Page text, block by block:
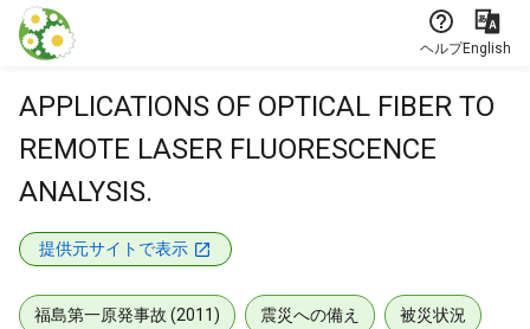
本文に飛ぶ
ヘルプEnglish
APPLICATIONS OF OPTICAL FIBER TO
REMOTE LASER FLUORESCENCE
ANALYSIS.
提供元サイトで表示
福島第一原発事故 (2011) 震災への備え 被災状況